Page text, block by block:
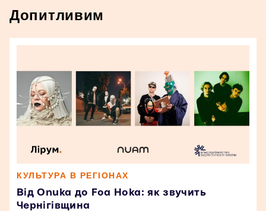
Допитливим
КУЛЬТУРА В РЕГІОНАХ
Від Onuka до Foa Hoka: як звучить
Чернігівщина